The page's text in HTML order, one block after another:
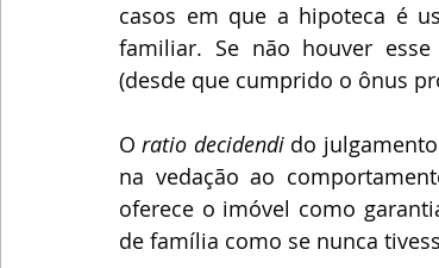
casos em que a hipoteca é
familiar. Se não houver
(desde que cumprido o ônus
O ratio decidendi do
na vedação ao
oferece o imóvel como
de família como se nunca